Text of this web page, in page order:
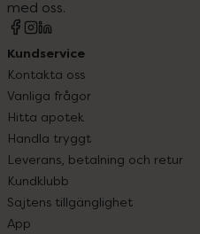
med oss.
Kundservice
Kontakta oss
Vanliga frågor
Hitta apotek
Handla tryggt
Leverans, betalning och retur
Kundklubb
Sajtens tillgänglighet
App